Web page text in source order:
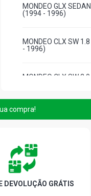
MONDEO GLX
(1994 - 1996)
MONDEO CLX SW
- 1996)
MONDEO CLX SW
MONDEO GLX SW
- 1996)
compra!
DEVOLUÇÃO GRÁTIS